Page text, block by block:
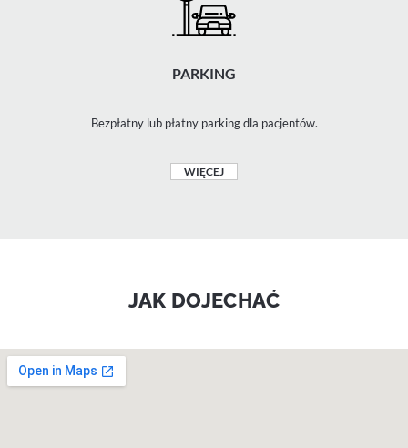
PARKING
Bezpłatny lub płatny parking dla pacjentów.
WIĘCEJ
JAK DOJECHAĆ